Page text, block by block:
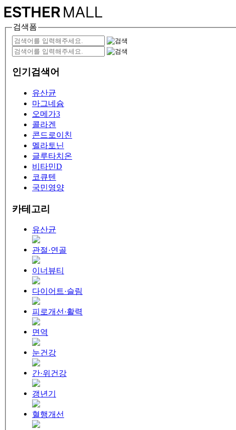
검색폼
인기검색어
유산균
마그네슘
오메가3
콜라겐
콘드로이친
멜라토닌
글루타치온
비타민D
코큐텐
국민영양
카테고리
유산균
관절·연골
이너뷰티
다이어트·슬림
피로개선·활력
면역
눈건강
간·위건강
갱년기
혈행개선